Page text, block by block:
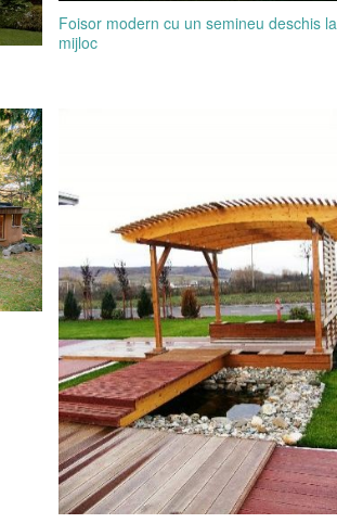
Foisor modern cu un semineu deschis la
mijloc